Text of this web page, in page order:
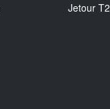
Jetour